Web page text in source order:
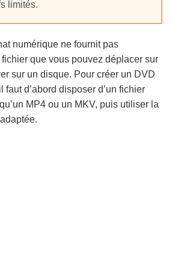
limités.
numérique ne fournit pas
que vous pouvez déplacer sur
sur un disque. Pour créer un DVD
faut d’abord disposer d’un fichier
MP4 ou un MKV, puis utiliser la